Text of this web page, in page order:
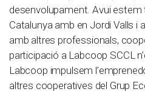
desenvolupament. Avui
Catalunya amb en Jordi Valls i
amb altres professionals,
participació a Labcoop SCCL
Labcoop impulsem
altres cooperatives del Grup